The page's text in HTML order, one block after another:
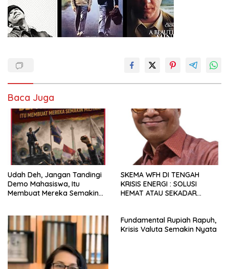
Baca Juga
Udah Deh, Jangan Tandingi
Demo Mahasiswa, Itu
Membuat Mereka Semakin
SKEMA WFH DI TENGAH
KRISIS ENERGI : SOLUSI
HEMAT ATAU SEKADAR
Fundamental Rupiah Rapuh,
Krisis Valuta Semakin Nyata